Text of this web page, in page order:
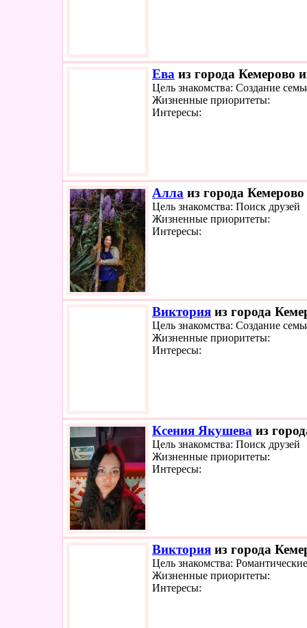
Ева из города Кемерово
Цель знакомства: Создание
Жизненные приоритеты:
Интересы:
Алла из города
Цель знакомства: Поиск друзей
Жизненные приоритеты:
Интересы:
Виктория из города
Цель знакомства: Создание
Жизненные приоритеты:
Интересы:
Ксения Якушева из
Цель знакомства: Поиск друзей
Жизненные приоритеты:
Интересы:
Виктория из города
Цель знакомства:
Жизненные приоритеты:
Интересы: